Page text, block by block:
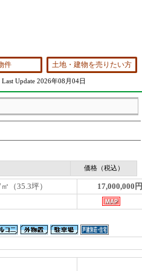
件 土地・建物を売りたい方
Last Update 2026年08月04日
価格（税込）
（35.3坪）
17,000,000円